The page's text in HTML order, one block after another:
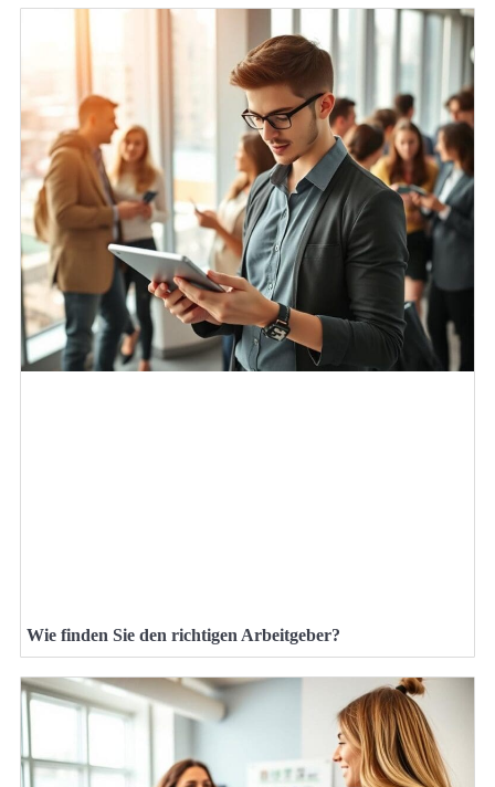
Wie finden Sie den richtigen Arbeitgeber?